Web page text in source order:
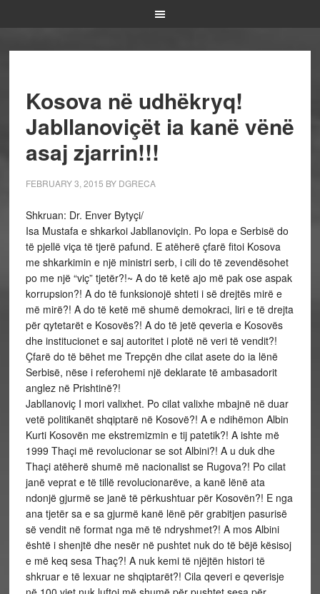
Kosova në udhëkryq!
Jabllanoviçët ia kanë vënë
asaj zjarrin!!!
FEBRUARY 3, 2015 BY DGRECA
Shkruan: Dr. Enver Bytyçi/
Isa Mustafa e shkarkoi Jabllanoviçin. Po lopa e Serbisë do
të pjellë viça të tjerë pafund. E atëherë çfarë fitoi Kosova
me shkarkimin e një ministri serb, i cili do të zevendësohet
po me një “viç” tjetër?!~ A do të ketë ajo më pak ose aspak
korrupsion?! A do të funksionojë shteti i së drejtës mirë e
më mirë?! A do të ketë më shumë demokraci, liri e të drejta
për qytetarët e Kosovës?! A do të jetë qeveria e Kosovës
dhe institucionet e saj autoritet i plotë në veri të vendit?!
Çfarë do të bëhet me Trepçën dhe cilat asete do ia lënë
Serbisë, nëse i referohemi një deklarate të ambasadorit
anglez në Prishtinë?!
Jabllanoviç I mori valixhet. Po cilat valixhe mbajnë në duar
vetë politikanët shqiptarë në Kosovë?! A e ndihëmon Albin
Kurti Kosovën me ekstremizmin e tij patetik?! A ishte më
1999 Thaçi më revolucionar se sot Albini?! A u duk dhe
Thaçi atëherë shumë më nacionalist se Rugova?! Po cilat
janë veprat e të tillë revolucionarëve, a kanë lënë ata
ndonjë gjurmë se janë të përkushtuar për Kosovën?! E nga
ana tjetër sa e sa gjurmë kanë lënë për grabitjen pasurisë
së vendit në format nga më të ndryshmet?! A mos Albini
është i shenjtë dhe nesër në pushtet nuk do të bëjë kësisoj
e më keq sesa Thaç?! A nuk kemi të njëjtën histori të
shkruar e të lexuar ne shqiptarët?! Cila qeveri e qeverisje